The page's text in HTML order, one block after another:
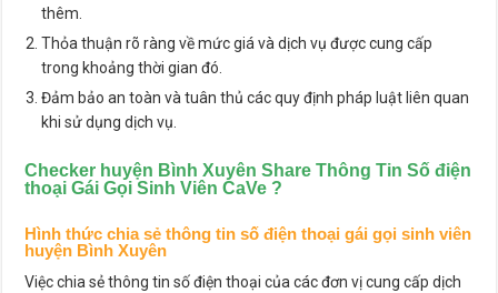
thêm.
Thỏa thuận rõ ràng về mức giá và dịch vụ được cung cấp
trong khoảng thời gian đó.
Đảm bảo an toàn và tuân thủ các quy định pháp luật liên quan
khi sử dụng dịch vụ.
Checker huyện Bình Xuyên Share Thông Tin Số điện
thoại Gái Gọi Sinh Viên CaVe ?
Hình thức chia sẻ thông tin số điện thoại gái gọi sinh viên
huyện Bình Xuyên
Việc chia sẻ thông tin số điện thoại của các đơn vị cung cấp dịch